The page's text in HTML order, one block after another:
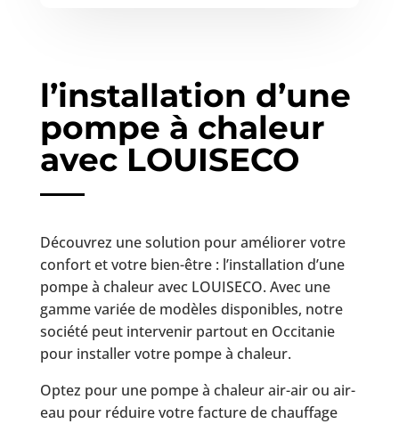
l’installation d’une
pompe à chaleur
avec LOUISECO
Découvrez une solution pour améliorer votre
confort et votre bien-être : l’installation d’une
pompe à chaleur avec LOUISECO. Avec une
gamme variée de modèles disponibles, notre
société peut intervenir partout en Occitanie
pour installer votre pompe à chaleur.
Optez pour une pompe à chaleur air-air ou air-
eau pour réduire votre facture de chauffage